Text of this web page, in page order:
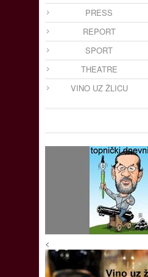
PRESS
REPORT
SPORT
THEATRE
VINO UZ ŽLICU
<